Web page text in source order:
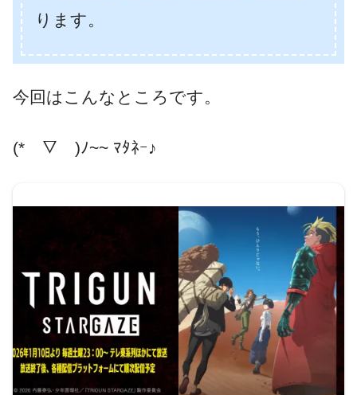
ります。
今回はこんなところです。
(*￣▽￣)ﾉ~~ ﾏﾀﾈｰ♪